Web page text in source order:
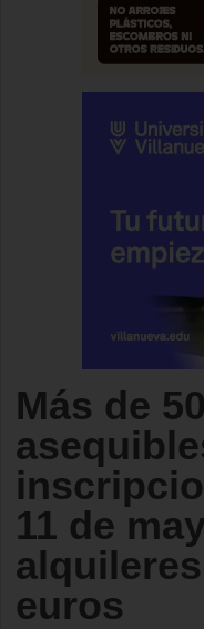
Más de
11 de
euros